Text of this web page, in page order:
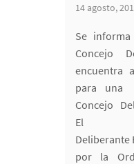
14 agosto,
Se
Concejo
encuentra
para una
Concejo
El
Deliberante
por la